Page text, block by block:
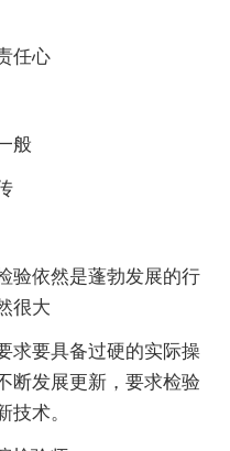
任心
般
验依然是蓬勃发展的行
很大
求要具备过硬的实际操
断发展更新，要求检验
技术。